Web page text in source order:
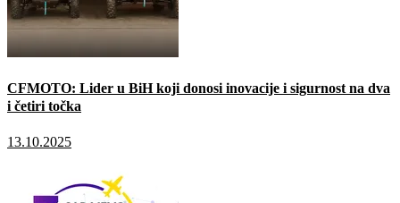
CFMOTO: Lider u BiH koji donosi inovacije i sigurnost na dva
i četiri točka
13.10.2025